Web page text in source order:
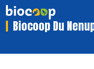
Biocoop Du